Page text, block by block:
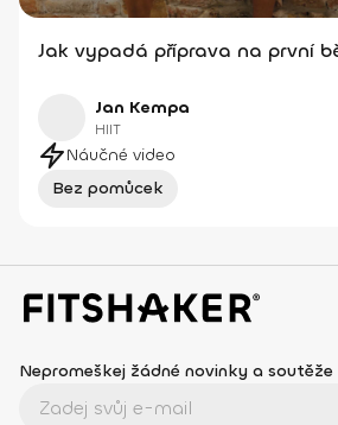
Jak vypadá příprava na první
Jan Kempa
HIIT
Náučné video
Bez pomůcek
Nepromeškej žádné novinky a soutěže